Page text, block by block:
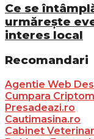
Ce se
urmărește
interes local
Recomandari
Agentie Web
Cumpara
Presadeazi.ro
Cautimasina.ro
Cabinet